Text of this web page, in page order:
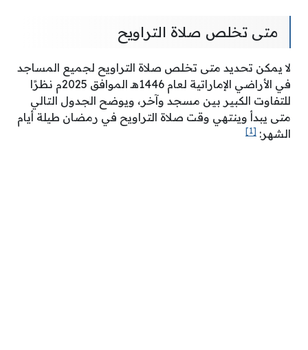
متى تخلص صلاة التراويح
لا يمكن تحديد متى تخلص صلاة التراويح لجميع المساجد
في الأراضي الإماراتية لعام 1446هـ الموافق 2025م نظرًا
للتفاوت الكبير بين مسجد وآخر، ويوضح الجدول التالي
متى يبدأ وينتهي وقت صلاة التراويح في رمضان طيلة أيام
الشهر: [1]